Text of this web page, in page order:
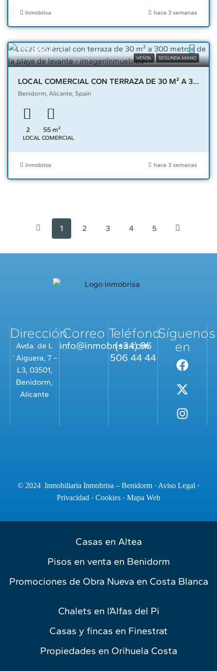
Inmobrisa hace 3 semanas
VENTA SEGUNDA MANO
177.000€
LOCAL COMERCIAL CON TERRAZA DE 30 M² A 300 METROS DE LA PLAYA DE LEVANTE – 02224
Benidorm, Alicante, Spain
2 55 m²
LOCAL COMERCIAL
Inmobrisa hace 3 semanas
1 2 3 4 5
Dirección
Avda. de L
´Aiguera, 7 –
L3, 03501,
Benidorm,
Alicante
Correo
info@inmobrisa.com
Teléfono
(+34) 96
506 44 44
Síguenos
en
© 2024 Inmobiliaria Inmobrisa – Benidorm · Aviso Legal ·
Privacidad · Cookies · Mapa Web
Casas en Altea
Pisos en venta en Benidorm
Promociones de Obra Nueva en Costa Blanca
Chalets en l’Alfas del Pi
Casas y fincas en Finestrat
Propiedades en Orihuela Costa